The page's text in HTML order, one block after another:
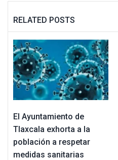
RELATED POSTS
El Ayuntamiento de
Tlaxcala exhorta a la
población a respetar
medidas sanitarias